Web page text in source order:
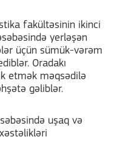
fakültəsinin ikinci
yerləşən
üçün sümük-vərəm
Oradakı
etmək məqsədilə
gəliblər.